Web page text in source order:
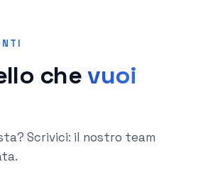
chevuoi
Scrivici: il nostro team